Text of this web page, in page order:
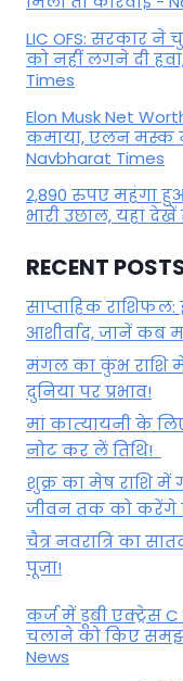
LIC OFS: सरकार ने
को नहीं लगने दी
Times
Elon Musk Net
कमाया, एलन मस्क
Navbharat Times
2,890 रुपए महंगा
भारी उछाल, यहां देखें
RECENT
साप्ताहिक
आशीर्वाद, जानें कब
मंगल का कुंभ राशि
दुनिया पर प्रभाव!
मां कात्‍यायनी के
नोट कर लें तिथि!
शुक्र का मेष राशि में
जीवन तक को करेंगे
चैत्र नवरात्रि का
पूजा!
कर्ज में डूबी एक्ट्रेस
चलाने को किए
News